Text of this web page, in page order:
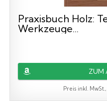
Praxisbuch Holz:
Werkzeuge...
ZUM
Preis inkl.